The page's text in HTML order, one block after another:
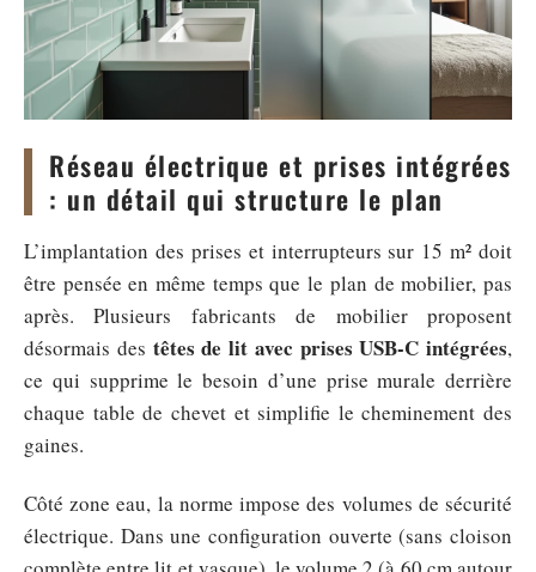
Réseau électrique et prises intégrées
: un détail qui structure le plan
L’implantation des prises et interrupteurs sur 15 m² doit
être pensée en même temps que le plan de mobilier, pas
après. Plusieurs fabricants de mobilier proposent
désormais des têtes de lit avec prises USB-C intégrées,
ce qui supprime le besoin d’une prise murale derrière
chaque table de chevet et simplifie le cheminement des
gaines.
Côté zone eau, la norme impose des volumes de sécurité
électrique. Dans une configuration ouverte (sans cloison